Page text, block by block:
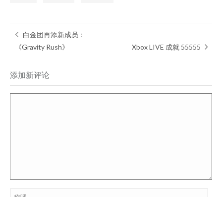
白金团再添新成员：
《Gravity Rush》
Xbox LIVE 成就 55555
添加新评论